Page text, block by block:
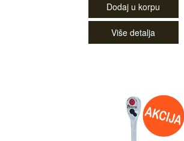
Dodaj u korpu
Više detalja